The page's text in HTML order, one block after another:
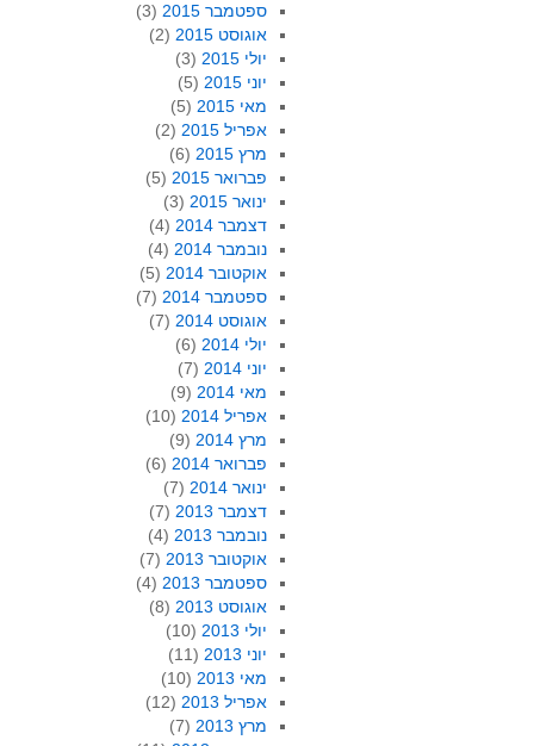
ספטמבר 2015
(3)
אוגוסט 2015
(2)
יולי 2015
(3)
יוני 2015
(5)
מאי 2015
(5)
אפריל 2015
(2)
מרץ 2015
(6)
פברואר 2015
(5)
ינואר 2015
(3)
דצמבר 2014
(4)
נובמבר 2014
(4)
אוקטובר 2014
(5)
ספטמבר 2014
(7)
אוגוסט 2014
(7)
יולי 2014
(6)
יוני 2014
(7)
מאי 2014
(9)
אפריל 2014
(10)
מרץ 2014
(9)
פברואר 2014
(6)
ינואר 2014
(7)
דצמבר 2013
(7)
נובמבר 2013
(4)
אוקטובר 2013
(7)
ספטמבר 2013
(4)
אוגוסט 2013
(8)
יולי 2013
(10)
יוני 2013
(11)
מאי 2013
(10)
אפריל 2013
(12)
מרץ 2013
(7)